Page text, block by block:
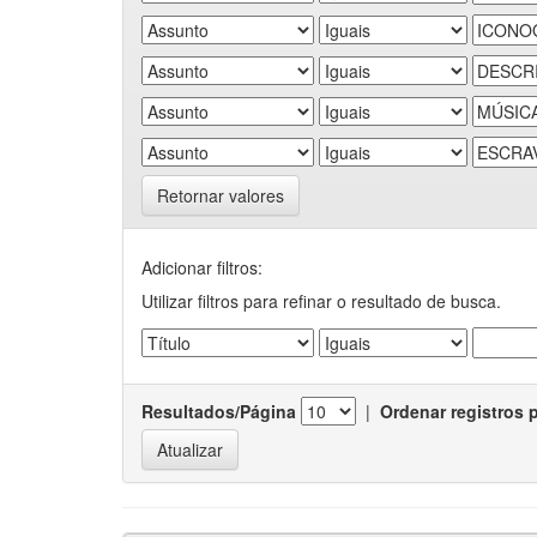
Retornar valores
Adicionar filtros:
Utilizar filtros para refinar o resultado de busca.
Resultados/Página | Ordenar registros